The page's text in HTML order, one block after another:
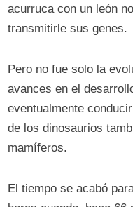
acurruca con un león
transmitirle sus genes.
Pero no fue solo la
avances en el
eventualmente
de los dinosaurios
mamíferos.
El tiempo se acabó